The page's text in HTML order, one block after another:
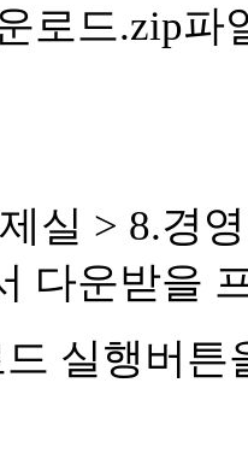
로드.zip파
실 > 8.경
다운받을
버튼을